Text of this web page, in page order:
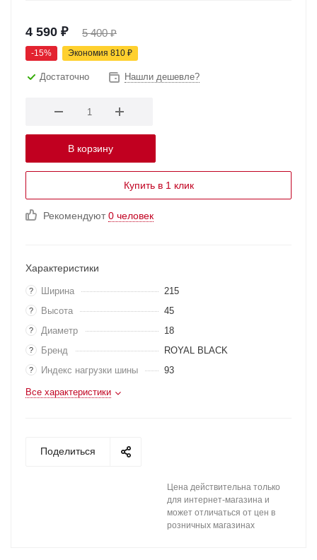
4 590 ₽ 5 400₽
-15% Экономия 810 ₽
Достаточно Нашли дешевле?
В корзину
Купить в 1 клик
Рекомендуют0 человек
Характеристики
? Ширина 215
? Высота 45
? Диаметр 18
? Бренд ROYAL BLACK
? Индекс нагрузки шины 93
Все характеристики
Поделиться
Цена действительна только
для интернет-магазина и
может отличаться от цен в
розничных магазинах